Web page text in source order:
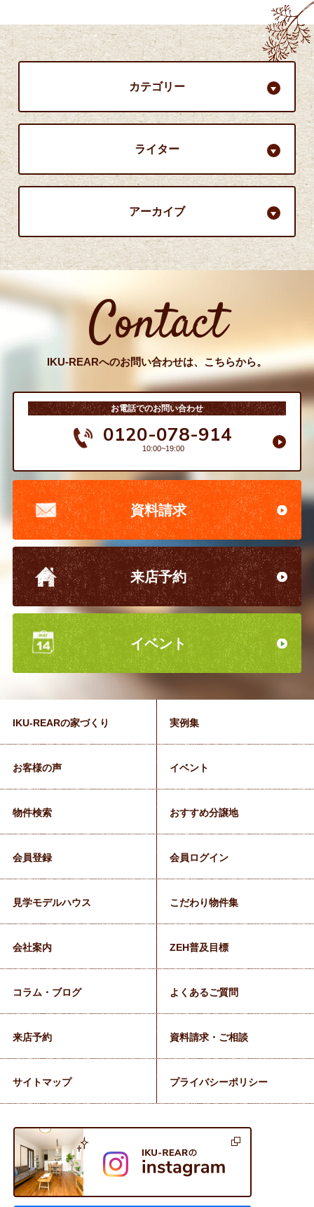
カテゴリー
ライター
アーカイブ
Contact
IKU-REARへのお問い合わせは、こちらから。
お電話でのお問い合わせ
0120-078-914
10:00~19:00
資料請求
来店予約
イベント
IKU-REARの家づくり 実例集
お客様の声 イベント
物件検索 おすすめ分譲地
会員登録 会員ログイン
見学モデルハウス こだわり物件集
会社案内 ZEH普及目標
コラム・ブログ よくあるご質問
来店予約 資料請求・ご相談
サイトマップ プライバシーポリシー